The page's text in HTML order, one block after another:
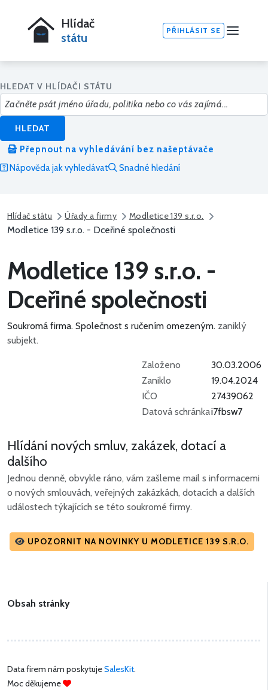
Hlídač
státu
PŘIHLÁSIT SE
HLEDAT V HLÍDAČI STÁTU
HLEDAT
Přepnout na vyhledávání bez našeptávače
Nápověda jak vyhledávat
Snadné hledání
Hlídač státu Úřady a firmy Modletice 139 s.r.o.
Modletice 139 s.r.o. - Dceřiné společnosti
Modletice 139 s.r.o. -
Dceřiné společnosti
Soukromá firma. Společnost s ručením omezeným. zaniklý
subjekt.
Založeno
30.03.2006
Zaniklo
19.04.2024
IČO
27439062
Datová schránkai7fbsw7
Hlídání nových smluv, zakázek, dotací a
dalšího
Jednou denně, obvykle ráno, vám zašleme mail s informacemi
o nových smlouvách, veřejných zakázkách, dotacích a dalších
událostech týkajících se této soukromé firmy.
UPOZORNIT NA NOVINKY U MODLETICE 139 S.R.O.
Obsah stránky
Data firem nám poskytujeSalesKit.
Moc děkujeme